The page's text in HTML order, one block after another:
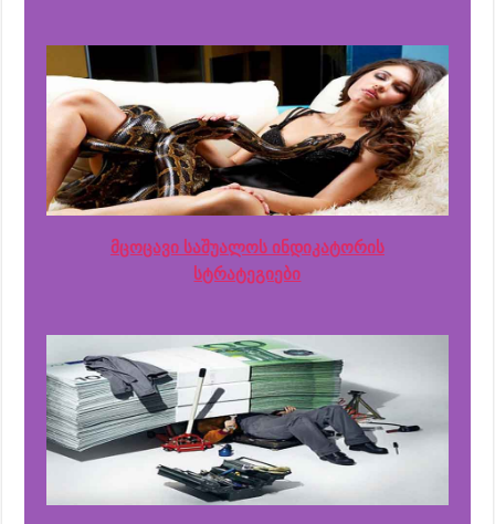
მცოცავი საშუალოს ინდიკატორის
სტრატეგიები